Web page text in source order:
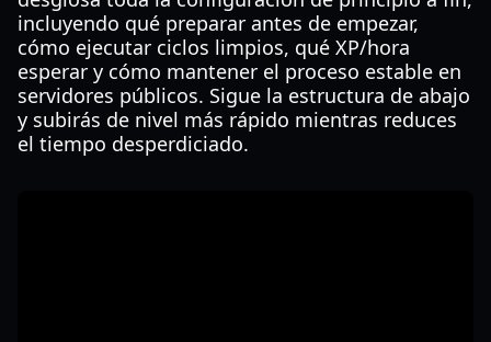
incluyendo qué preparar antes de empezar,
cómo ejecutar ciclos limpios, qué XP/hora
esperar y cómo mantener el proceso estable en
servidores públicos. Sigue la estructura de abajo
y subirás de nivel más rápido mientras reduces
el tiempo desperdiciado.